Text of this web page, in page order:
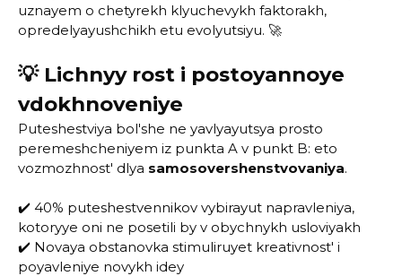
uznayem o chetyrekh klyuchevykh faktorakh,
opredelyayushchikh etu evolyutsiyu. 🚀
💡 Lichnyy rost i postoyannoye
vdokhnoveniye
Puteshestviya bol'she ne yavlyayutsya prosto
peremeshcheniyem iz punkta A v punkt B: eto
vozmozhnost' dlya samosovershenstvovaniya.
✔️ 40% puteshestvennikov vybirayut napravleniya,
kotoryye oni ne posetili by v obychnykh usloviyakh
✔️ Novaya obstanovka stimuliruyet kreativnost' i
poyavleniye novykh idey